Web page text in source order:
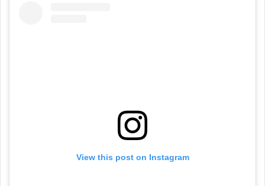
View this post on Instagram